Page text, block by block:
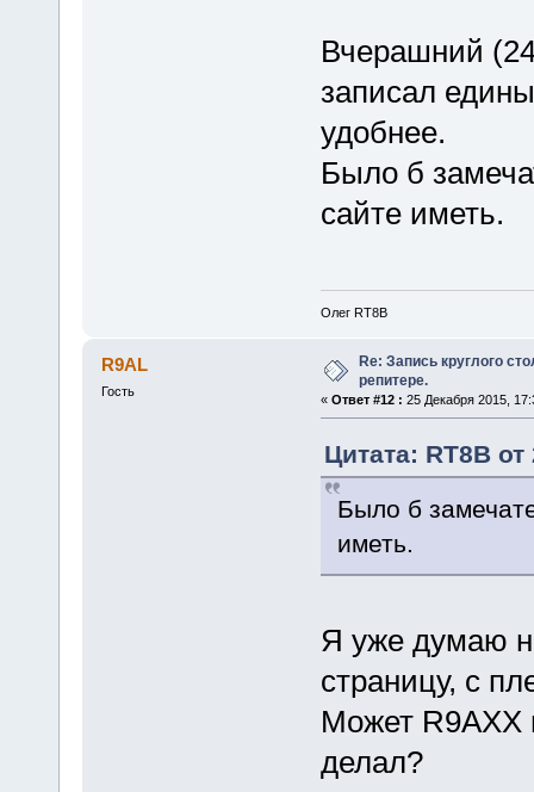
Вчерашний
записал
удобнее.
Было б
сайте иметь.
Олег RT8B
R9AL
Гость
Re: Запись круглого
репитере.
« Ответ #12 : 25 Декабря 2015,
Цитата: RT8B
Было б
иметь.
Я уже думаю
страницу, с
Может R9AXX
делал?